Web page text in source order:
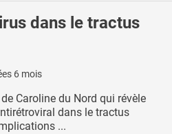
dans le tractus
6 mois
Caroline du Nord qui révèle
dans le tractus
...